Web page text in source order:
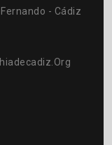
- Cádiz